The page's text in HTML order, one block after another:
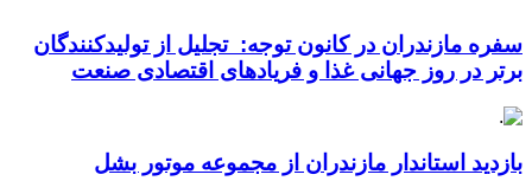
سفره مازندران در کانون توجه: تجلیل از تولیدکنندگان
برتر در روز جهانی غذا و فریادهای اقتصادی صنعت
بازدید استاندار مازندران از مجموعه موتور بشل